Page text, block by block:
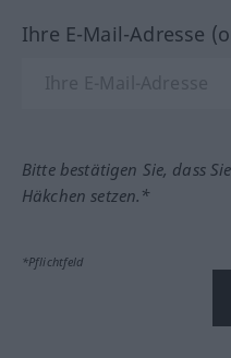
Ihre E-Mail-Adresse
Bitte bestätigen Sie, dass
Häkchen setzen.*
*Pflichtfeld